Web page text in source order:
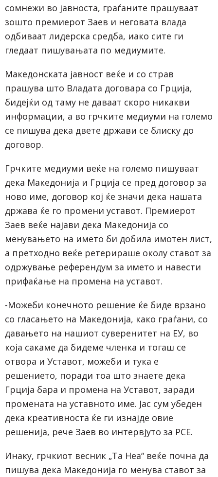
сомнежи во јавноста, граѓаните прашуваат
зошто премиерот Заев и неговата влада
одбиваат лидерска средба, иако сите ги
гледаат пишувањата по медиумите.
Македонската јавност веќе и со страв
прашува што Владата договара со Грција,
бидејќи од таму не даваат скоро никакви
информации, а во грчките медиуми на големо
се пишува дека двете држави се блиску до
договор.
Грчките медиуми веќе на големо пишуваат
дека Македонија и Грција се пред договор за
ново име, договор кој ќе значи дека нашата
држава ќе го промени уставот. Премиерот
Заев веќе најави дека Македонија со
менувањето на името би добила имотен лист,
а претходно веќе ретерираше околу ставот за
одржување референдум за името и навести
прифаќање на промена на уставот.
-Можеби конечното решение ќе биде врзано
со гласањето на Македонија, како граѓани, со
давањето на нашиот суверенитет на ЕУ, во
која сакаме да бидеме членка и тогаш се
отвора и Уставот, можеби и тука е
решението, поради тоа што знаете дека
Грција бара и промена на Уставот, заради
промената на уставното име. Јас сум убеден
дека креативноста ќе ги изнајде овие
решенија, рече Заев во интервјуто за РСЕ.
Инаку, грчкиот весник „Та Неа“ веќе почна да
пишува дека Македонија го менува ставот за